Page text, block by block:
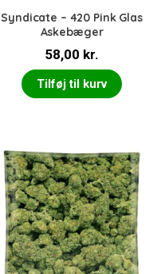
Syndicate – 420 Pink Glas
Askebæger
58,00 kr.
Tilføj til kurv